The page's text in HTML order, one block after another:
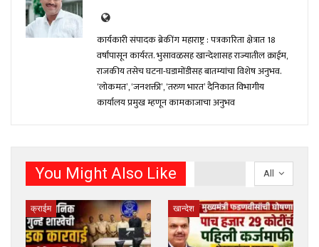
कार्यकारी संपादक ब्रेकींग महाराष्ट्र : पत्रकारिता क्षेत्रात 18
वर्षांपासून कार्यरत. भुसावळसह खान्देशासह राज्यातील क्राईम,
राजकीय तसेच घटना-घडामोंडीसह बातम्यांचा विशेष अनुभव.
‘लोकमत’, ‘जनशक्ती’, ‘तरुण भारत’ दैनिकात विभागीय
कार्यालय प्रमुख म्हणून कामकाजाचा अनुभव
All
You Might Also Like
क्राईम खान्देश